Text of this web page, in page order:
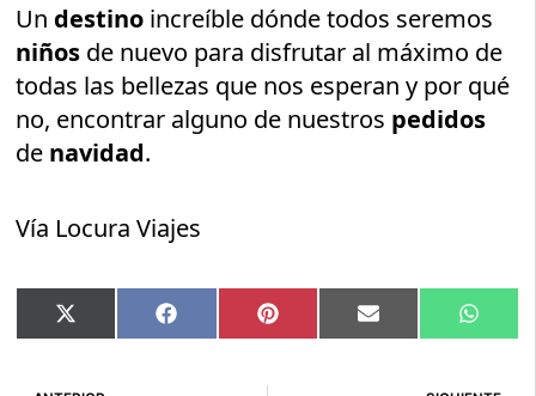
Un destino increíble dónde todos seremos
niños de nuevo para disfrutar al máximo de
todas las bellezas que nos esperan y por qué
no, encontrar alguno de nuestros pedidos
de navidad.
Vía Locura Viajes
Compartir
en
X
(Twitter)
Compartir
en
Facebook Compartir
en
Pinterest Compartir
en
Email
en